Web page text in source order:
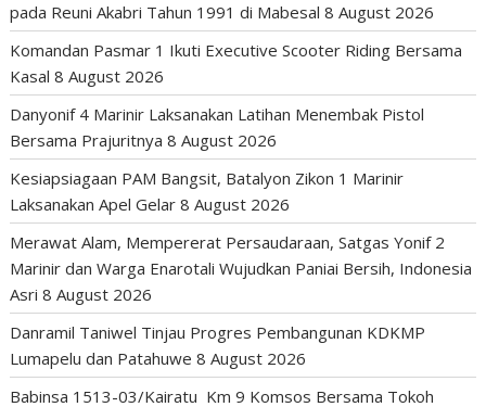
pada Reuni Akabri Tahun 1991 di Mabesal 8 August 2026
Komandan Pasmar 1 Ikuti Executive Scooter Riding Bersama
Kasal 8 August 2026
Danyonif 4 Marinir Laksanakan Latihan Menembak Pistol
Bersama Prajuritnya 8 August 2026
Kesiapsiagaan PAM Bangsit, Batalyon Zikon 1 Marinir
Laksanakan Apel Gelar 8 August 2026
Merawat Alam, Mempererat Persaudaraan, Satgas Yonif 2
Marinir dan Warga Enarotali Wujudkan Paniai Bersih, Indonesia
Asri 8 August 2026
Danramil Taniwel Tinjau Progres Pembangunan KDKMP
Lumapelu dan Patahuwe 8 August 2026
Babinsa 1513-03/Kairatu Km 9 Komsos Bersama Tokoh